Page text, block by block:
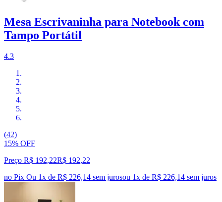
Mesa Escrivaninha para Notebook com
Tampo Portátil
4.3
(42)
15% OFF
Preço R$ 192,22R$ 192,22
no Pix Ou 1x de R$ 226,14 sem jurosou 1x de R$ 226,14 sem juros